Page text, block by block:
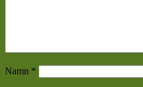
Namn *